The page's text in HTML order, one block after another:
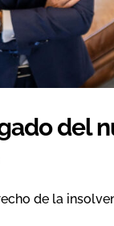
del
de la